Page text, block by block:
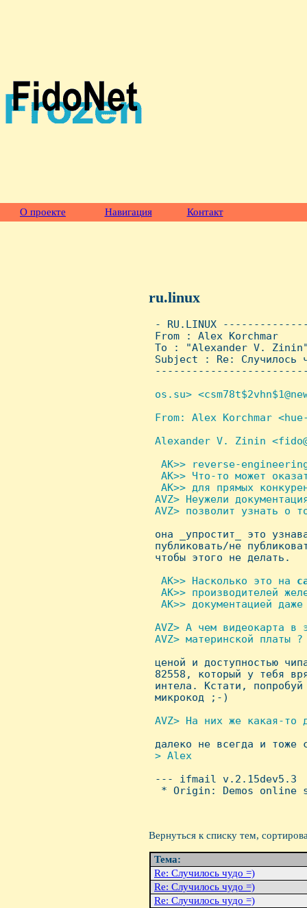
О проекте Навигация Контакт
ru.linux
- RU.LINUX
From : Alex Korchmar
To : "Alexander V.
Subject : Re: Случилось
os.su>
From: Alex Korchmar
Alexander V. Zinin
AK>> reverse-
AK>> Что-то может
AK>> для прямых
AVZ> Hеужели
AVZ> позволит узнать о
она _упростит_ это
публиковать/не
чтобы этого не делать.
AK>> Hасколько это на
AK>> производителей
AK>> документацией даже
AVZ> А чем видеокарта в
AVZ> материнской платы ?
ценой и доступностью
82558, который у тебя
интела. Кстати, попробуй
микрокод ;-)
AVZ> Hа них же какая-то
далеко не всегда и тоже
> Alex
--- ifmail v.2.15dev5.3
* Origin: Demos online
Вернуться к списку тем,
Тема:
Re: Случилось чудо =)
Re: Случилось чудо =)
Re: Случилось чудо =)